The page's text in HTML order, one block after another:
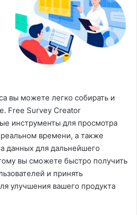
вы можете легко собирать и
Free Survey Creator
инструменты для просмотра
реальном времени, а также
данных для дальнейшего
вы сможете быстро получить
и принять
улучшения вашего продукта